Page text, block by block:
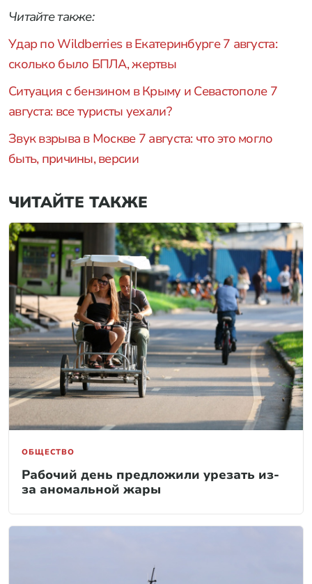
Читайте также:
Удар по Wildberries в Екатеринбурге 7 августа:
сколько было БПЛА, жертвы
Ситуация с бензином в Крыму и Севастополе 7
августа: все туристы уехали?
Звук взрыва в Москве 7 августа: что это могло
быть, причины, версии
ЧИТАЙТЕ ТАКЖЕ
ОБЩЕСТВО
Рабочий день предложили урезать из-
за аномальной жары